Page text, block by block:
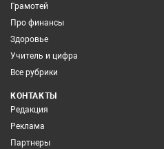
Грамотей
Про финансы
Здоровье
Учитель и цифра
Все рубрики
КОНТАКТЫ
Редакция
Реклама
Партнеры